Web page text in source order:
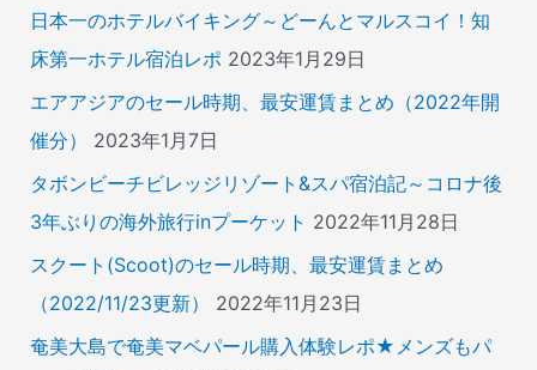
日本一のホテルバイキング～どーんとマルスコイ！知
床第一ホテル宿泊レポ 2023年1月29日
エアアジアのセール時期、最安運賃まとめ（2022年開
催分）
2023年1月7日
タボンビーチビレッジリゾート&スパ宿泊記～コロナ後
3年ぶりの海外旅行inプーケット 2022年11月28日
スクート(Scoot)のセール時期、最安運賃まとめ
（2022/11/23更新）
2022年11月23日
奄美大島で奄美マベパール購入体験レポ★メンズもパ